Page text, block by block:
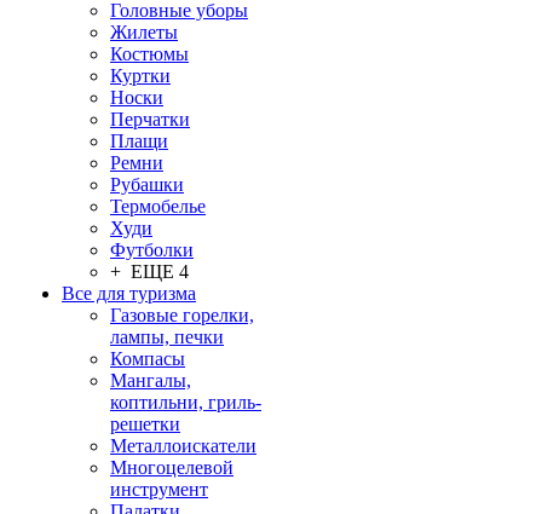
Головные уборы
Жилеты
Костюмы
Куртки
Носки
Перчатки
Плащи
Ремни
Рубашки
Термобелье
Худи
Футболки
+ ЕЩЕ 4
Все для туризма
Газовые горелки,
лампы, печки
Компасы
Мангалы,
коптильни, гриль-
решетки
Металлоискатели
Многоцелевой
инструмент